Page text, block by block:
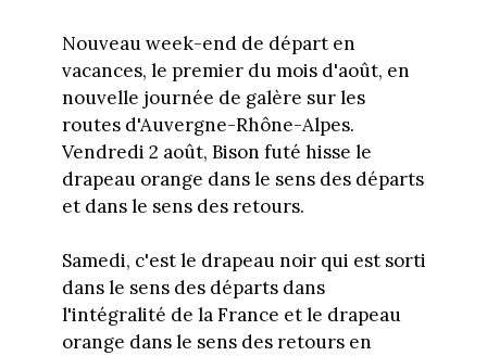
Nouveau week-end de départ en
vacances, le premier du mois d'août, en
nouvelle journée de galère sur les
routes d'Auvergne-Rhône-Alpes.
Vendredi 2 août, Bison futé hisse le
drapeau orange dans le sens des départs
et dans le sens des retours.
Samedi, c'est le drapeau noir qui est sorti
dans le sens des départs dans
l'intégralité de la France et le drapeau
orange dans le sens des retours en